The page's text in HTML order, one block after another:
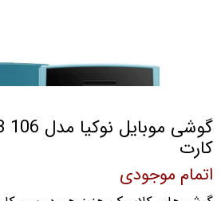
کارت
اتمام موجودی